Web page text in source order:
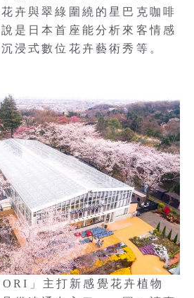
卉與翠綠圍繞的星巴克咖啡
是日本首座能分析來客情感
浸式數位花卉藝術秀等。
」主打新感覺花卉植物